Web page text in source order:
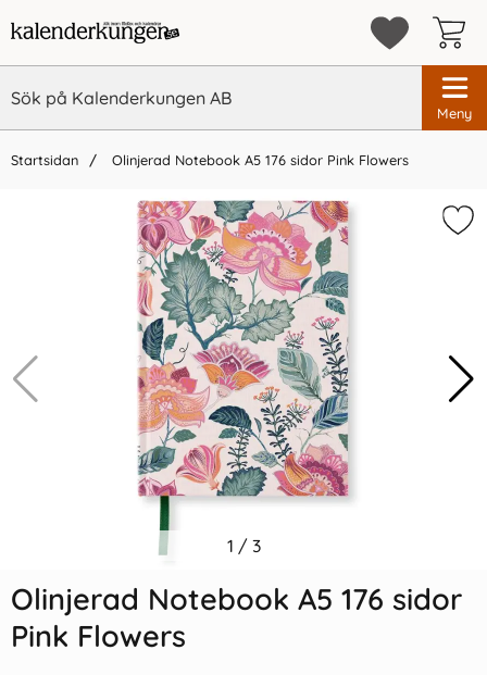
Meny
Startsidan Olinjerad Notebook A5 176 sidor Pink Flowers
Vi rekommenderar
Indexflikar och Frixion clicker
55 kr/st 189 kr/st
1 / 3
Olinjerad Notebook A5 176 sidor
Pink Flowers